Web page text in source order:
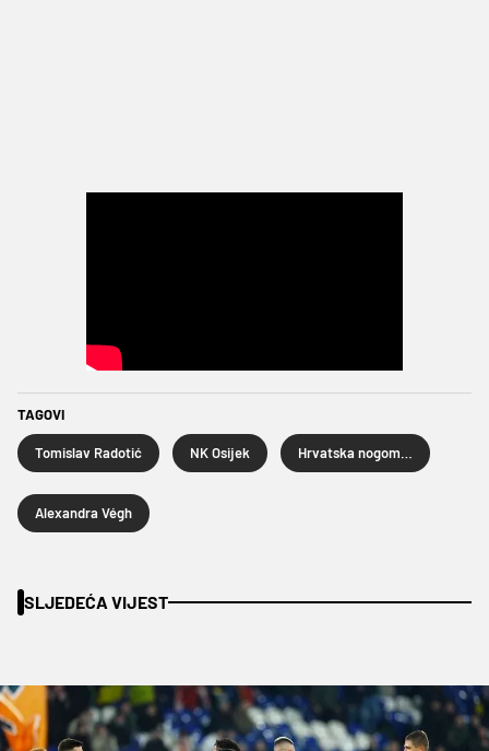
TAGOVI
Tomislav Radotić NK Osijek
Alexandra Végh
SLJEDEĆA VIJEST